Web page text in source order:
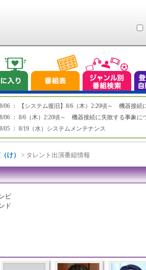
06 ： 【システム復旧】8/6（木）2:20頃～ 機器接続
06 ： 8/6（木）2:20頃～ 機器接続に失敗する事象に
05 ： 8/19（水）システムメンテナンス
け） > タレント出演番組情報
ビ
ド